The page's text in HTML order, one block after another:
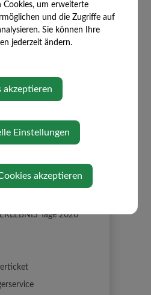
Tage 2026
Cookies, um erweiterte
und die Zugriffe auf
Sie können Ihre
jederzeit ändern.
akzeptieren
Einstellungen
akzeptieren